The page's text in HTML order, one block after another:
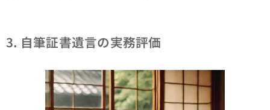
3. 自筆証書遺言の実務評価